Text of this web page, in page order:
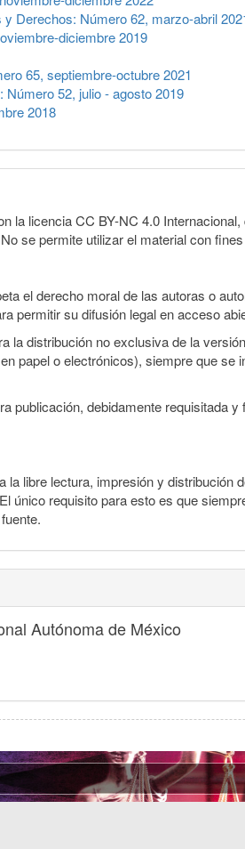
y Derechos: Número 62, marzo-abril
diciembre 2019
65, septiembre-octubre 2021
52, julio - agosto 2019
2018
la licencia CC BY-NC 4.0
se permite utilizar el material con
el derecho moral de las autoras o
permitir su difusión legal en acceso
la distribución no exclusiva de la
papel o electrónicos), siempre que se
publicación, debidamente requisitada
libre lectura, impresión y distribución
único requisito para esto es que
Autónoma de México